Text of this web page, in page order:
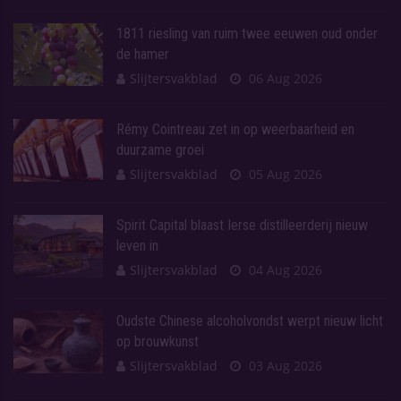
1811 riesling van ruim twee eeuwen oud onder
de hamer
Slijtersvakblad
06 Aug 2026
Rémy Cointreau zet in op weerbaarheid en
duurzame groei
Slijtersvakblad
05 Aug 2026
Spirit Capital blaast Ierse distilleerderij nieuw
leven in
Slijtersvakblad
04 Aug 2026
Oudste Chinese alcoholvondst werpt nieuw licht
op brouwkunst
Slijtersvakblad
03 Aug 2026